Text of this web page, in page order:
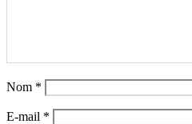
Nom *
E-mail *